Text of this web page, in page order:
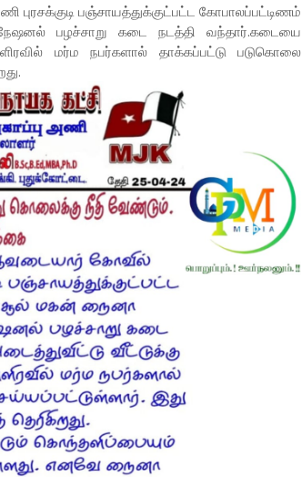
புரசக்குடி பஞ்சாயத்துக்குட்பட்ட கோபாலப்பட்டிணம்
பழச்சாறு கடை நடத்தி வந்தார்.கடையை
மர்ம நபர்களால் தாக்கப்பட்டு படுகொலை